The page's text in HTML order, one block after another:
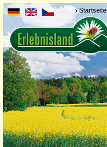
Startseite